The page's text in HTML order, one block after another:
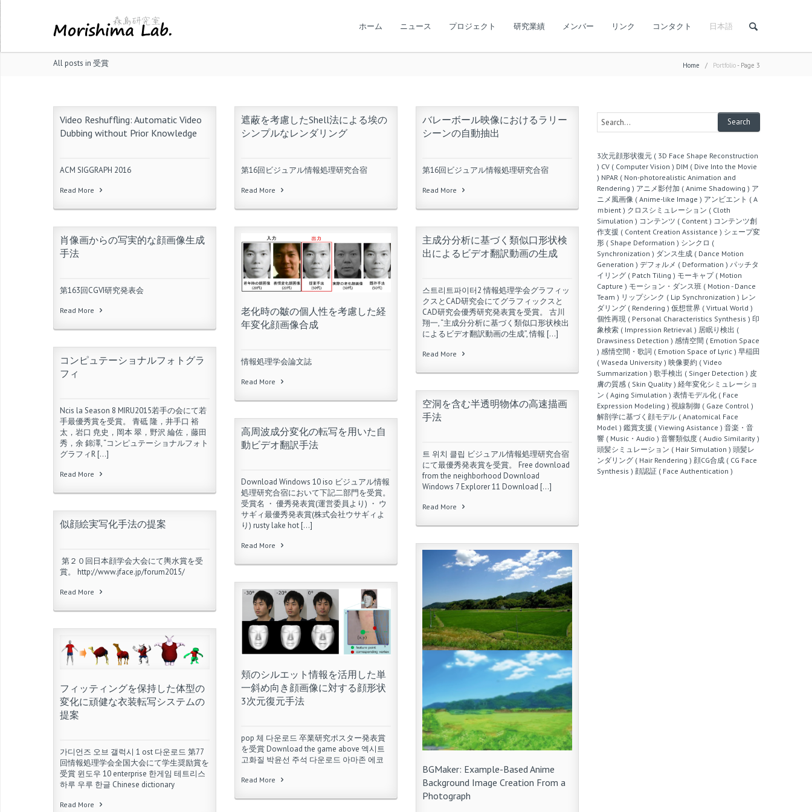
ホーム ニュース プロジェクト 研究業績 メンバー リンク コンタクト 日本語
All posts in 受賞 Home / Portfolio- Page 3
Video Reshuffling: Automatic Video
Dubbing without Prior Knowledge
ACM SIGGRAPH 2016
Read More
遮蔽を考慮したShell法による埃の
シンプルなレンダリング
第16回ビジュアル情報処理研究合宿
Read More
バレーボール映像におけるラリー
シーンの自動抽出
第16回ビジュアル情報処理研究合宿
Read More
肖像画からの写実的な顔画像生成
手法
第163回CGVI研究発表会
Read More
老化時の皺の個人性を考慮した経
年変化顔画像合成
情報処理学会論文誌
Read More
主成分分析に基づく類似口形状検
出によるビデオ翻訳動画の生成
스트리트파이터2 情報処理学会グラフィッ
クスとCAD研究会にてグラフィックスと
CAD研究会優秀研究発表賞を受賞。 古川
翔一, “主成分分析に基づく類似口形状検出
によるビデオ翻訳動画の生成”, 情報 […]
Read More
コンピュテーショナルフォトグラ
フィ
Ncis la Season 8 MIRU2015若手の会にて若
手最優秀賞を受賞。 青砥 隆，井手口 裕
太，岩口 尭史，岡本 翠，野沢 綸佐，藤田
秀，余 錦澤, “コンピュテーショナルフォト
グラフィR […]
Read More
空洞を含む半透明物体の高速描画
手法
트 위치 클립 ビジュアル情報処理研究合宿
にて最優秀発表賞を受賞。 Free download
from the neighborhood Download
Windows 7 Explorer 11 Download […]
Read More
高周波成分変化の転写を用いた自
動ビデオ翻訳手法
Download Windows 10 iso ビジュアル情報
処理研究合宿において下記二部門を受賞。
受賞名 ・ 優秀発表賞(運営委員より) ・ ウ
サギィ最優秀発表賞(株式会社ウサギィよ
り) rusty lake hot […]
Read More
似顔絵実写化手法の提案
第２０回日本顔学会大会にて輿水賞を受
賞。 http://www.jface.jp/forum2015/
Read More
BGMaker: Example-Based Anime
Background Image Creation From a
Photograph
頬のシルエット情報を活用した単
一斜め向き顔画像に対する顔形状
3次元復元手法
pop 체 다운로드 卒業研究ポスター発表賞
を受賞 Download the game above 엑시트
고화질 박윤선 주석 다운로드 아마존 에코
Read More
フィッティングを保持した体型の
変化に頑健な衣装転写システムの
提案
가디언즈 오브 갤럭시 1 ost 다운로드 第77
回情報処理学会全国大会にて学生奨励賞を
受賞 윈도우 10 enterprise 한게임 테트리스
하루 우루 한글 Chinese dictionary
Read More
3次元顔形状復元 ( 3D Face Shape Reconstruction
) CV ( Computer Vision ) DIM ( Dive Into the Movie
) NPAR ( Non-photorealistic Animation and
Rendering ) アニメ影付加 ( Anime Shadowing ) ア
ニメ風画像 ( Anime-like Image ) アンビエント ( A
ｍbient ) クロスシミュレーション ( Cloth
Simulation ) コンテンツ ( Content ) コンテンツ創
作支援 ( Content Creation Assistance ) シェープ変
形 ( Shape Deformation ) シンクロ (
Synchronization ) ダンス生成 ( Dance Motion
Generation ) デフォルメ ( Deformation ) パッチタ
イリング ( Patch Tiling ) モーキャプ ( Motion
Capture ) モーション・ダンス班 ( Motion - Dance
Team ) リップシンク ( Lip Synchronization ) レン
ダリング ( Rendering ) 仮想世界 ( Virtual World )
個性再現 ( Personal Characteristics Synthesis ) 印
象検索 ( Impression Retrieval ) 居眠り検出 (
Drawsiness Detection ) 感情空間 ( Emotion Space
) 感情空間・歌詞 ( Emotion Space of Lyric ) 早稲田
( Waseda University ) 映像要約 ( Video
Summarization ) 歌手検出 ( Singer Detection ) 皮
膚の質感 ( Skin Quality ) 経年変化シミュレーショ
ン ( Aging Simulation ) 表情モデル化 ( Face
Expression Modeling ) 視線制御 ( Gaze Control )
解剖学に基づく顔モデル ( Anatomical Face
Model ) 鑑賞支援 ( Viewing Asistance ) 音楽・音
響 ( Music・Audio ) 音響類似度 ( Audio Similarity )
頭髪シミュレーション ( Hair Simulation ) 頭髪レ
ンダリング ( Hair Rendering ) 顔CG合成 ( CG Face
Synthesis ) 顔認証 ( Face Authentication )